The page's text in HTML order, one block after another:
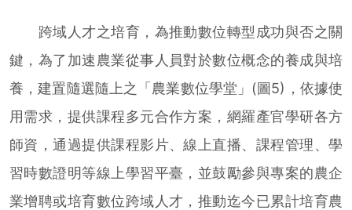
跨域人才之培育，為推動數位轉型成功與否之關
鍵，為了加速農業從事人員對於數位概念的養成與培
養，建置隨選隨上之「農業數位學堂」(圖5)，依據使
用需求，提供課程多元合作方案，網羅產官學研各方
師資，通過提供課程影片、線上直播、課程管理、學
習時數證明等線上學習平臺，並鼓勵參與專案的農企
業增聘或培育數位跨域人才，推動迄今已累計培育農